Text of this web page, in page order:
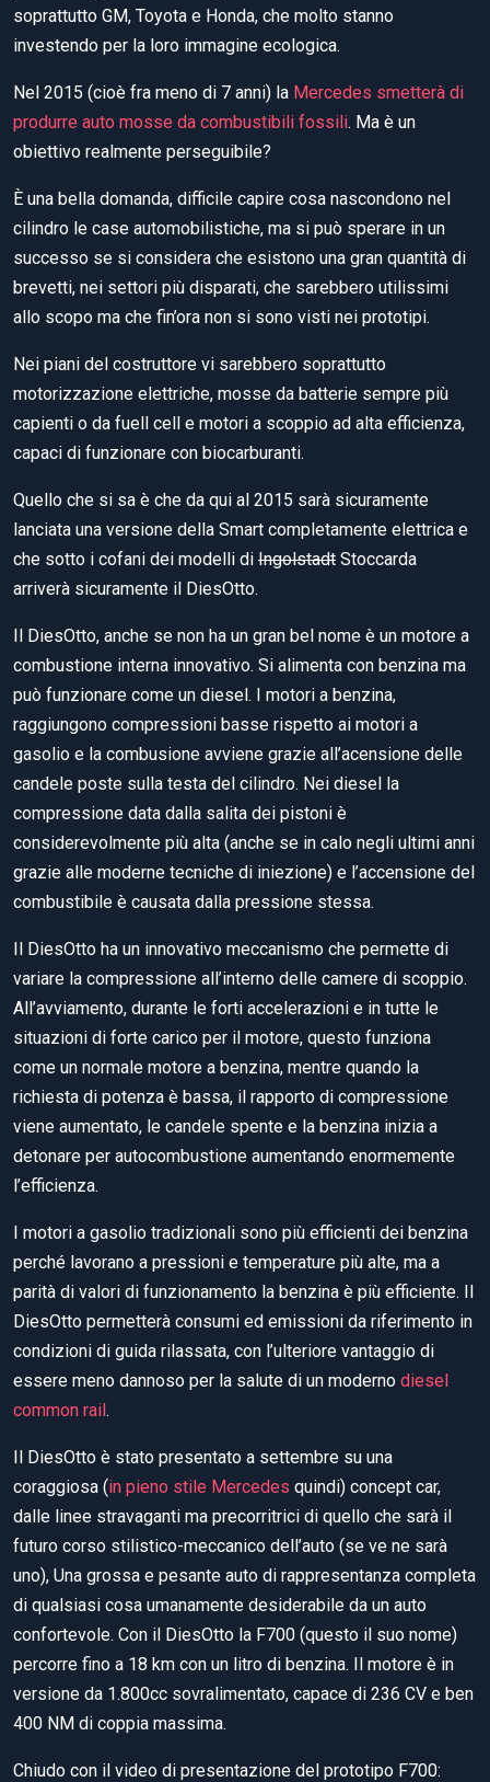
soprattutto GM, Toyota e Honda, che molto stanno
investendo per la loro immagine ecologica.
Nel 2015 (cioè fra meno di 7 anni) la Mercedes smetterà di
produrre auto mosse da combustibili fossili. Ma è un
obiettivo realmente perseguibile?
È una bella domanda, difficile capire cosa nascondono nel
cilindro le case automobilistiche, ma si può sperare in un
successo se si considera che esistono una gran quantità di
brevetti, nei settori più disparati, che sarebbero utilissimi
allo scopo ma che fin’ora non si sono visti nei prototipi.
Nei piani del costruttore vi sarebbero soprattutto
motorizzazione elettriche, mosse da batterie sempre più
capienti o da fuell cell e motori a scoppio ad alta efficienza,
capaci di funzionare con biocarburanti.
Quello che si sa è che da qui al 2015 sarà sicuramente
lanciata una versione della Smart completamente elettrica e
che sotto i cofani dei modelli di Ingolstadt Stoccarda
arriverà sicuramente il DiesOtto.
Il DiesOtto, anche se non ha un gran bel nome è un motore a
combustione interna innovativo. Si alimenta con benzina ma
può funzionare come un diesel. I motori a benzina,
raggiungono compressioni basse rispetto ai motori a
gasolio e la combusione avviene grazie all’acensione delle
candele poste sulla testa del cilindro. Nei diesel la
compressione data dalla salita dei pistoni è
considerevolmente più alta (anche se in calo negli ultimi anni
grazie alle moderne tecniche di iniezione) e l’accensione del
combustibile è causata dalla pressione stessa.
Il DiesOtto ha un innovativo meccanismo che permette di
variare la compressione all’interno delle camere di scoppio.
All’avviamento, durante le forti accelerazioni e in tutte le
situazioni di forte carico per il motore, questo funziona
come un normale motore a benzina, mentre quando la
richiesta di potenza è bassa, il rapporto di compressione
viene aumentato, le candele spente e la benzina inizia a
detonare per autocombustione aumentando enormemente
l’efficienza.
I motori a gasolio tradizionali sono più efficienti dei benzina
perché lavorano a pressioni e temperature più alte, ma a
parità di valori di funzionamento la benzina è più efficiente. Il
DiesOtto permetterà consumi ed emissioni da riferimento in
condizioni di guida rilassata, con l’ulteriore vantaggio di
essere meno dannoso per la salute di un moderno diesel
common rail.
Il DiesOtto è stato presentato a settembre su una
coraggiosa (in pieno stile Mercedes quindi) concept car,
dalle linee stravaganti ma precorritrici di quello che sarà il
futuro corso stilistico-meccanico dell’auto (se ve ne sarà
uno), Una grossa e pesante auto di rappresentanza completa
di qualsiasi cosa umanamente desiderabile da un auto
confortevole. Con il DiesOtto la F700 (questo il suo nome)
percorre fino a 18 km con un litro di benzina. Il motore è in
versione da 1.800cc sovralimentato, capace di 236 CV e ben
400 NM di coppia massima.
Chiudo con il video di presentazione del prototipo F700: